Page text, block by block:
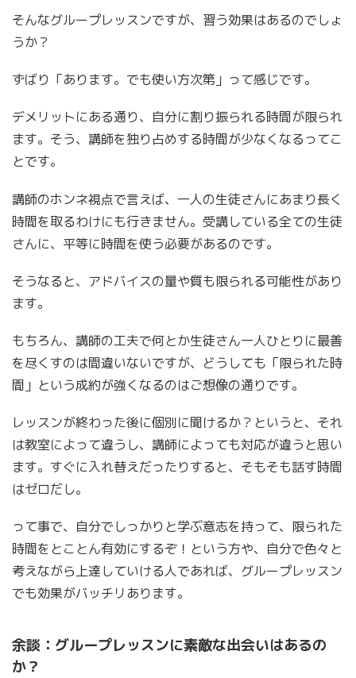
そんなグループレッスンですが、習う効果はあるのでしょ
うか？
ずばり「あります。でも使い方次第」って感じです。
デメリットにある通り、自分に割り振られる時間が限られ
ます。そう、講師を独り占めする時間が少なくなるってこ
とです。
講師のホンネ視点で言えば、一人の生徒さんにあまり長く
時間を取るわけにも行きません。受講している全ての生徒
さんに、平等に時間を使う必要があるのです。
そうなると、アドバイスの量や質も限られる可能性があり
ます。
もちろん、講師の工夫で何とか生徒さん一人ひとりに最善
を尽くすのは間違いないですが、どうしても「限られた時
間」という成約が強くなるのはご想像の通りです。
レッスンが終わった後に個別に聞けるか？というと、それ
は教室によって違うし、講師によっても対応が違うと思い
ます。すぐに入れ替えだったりすると、そもそも話す時間
はゼロだし。
って事で、自分でしっかりと学ぶ意志を持って、限られた
時間をとことん有効にするぞ！という方や、自分で色々と
考えながら上達していける人であれば、グループレッスン
でも効果がバッチリあります。
余談：グループレッスンに素敵な出会いはあるの
か？